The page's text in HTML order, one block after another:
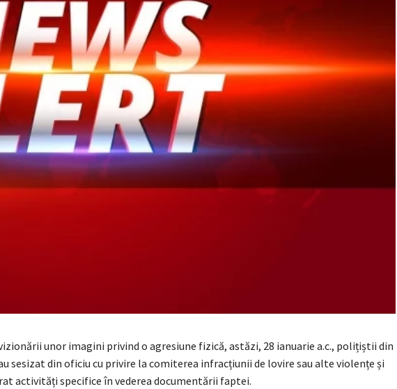
unor imagini privind o agresiune fizică, astăzi, 28 ianuarie a.c., polițiștii din
sesizat din oficiu cu privire la comiterea infracțiunii de lovire sau alte violențe și
activități specifice în vederea documentării faptei.